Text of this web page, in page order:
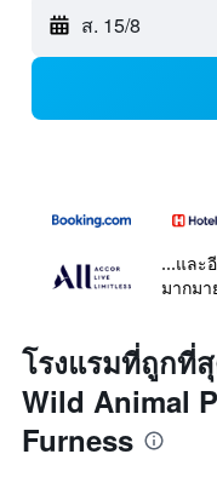
ส. 15/8
...และ
มากมา
โรงแรมที่ถูกที่
Wild Animal
Furness